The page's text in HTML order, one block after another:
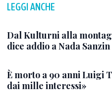
LEGGI ANCHE
Dal Kulturni alla
dice addio a Nada Sanzin
È morto a 90 anni Luigi
dai mille interessi»